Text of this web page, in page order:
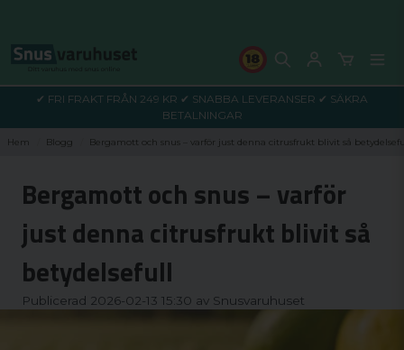
✔ FRI FRAKT FRÅN 249 KR ✔ SNABBA LEVERANSER ✔ SÄKRA
BETALNINGAR
Hem Blogg Bergamott och snus – varför just denna citrusfrukt blivit så
Bergamott och snus – varför
just denna citrusfrukt blivit så
betydelsefull
Publicerad 2026-02-13 15:30 av Snusvaruhuset